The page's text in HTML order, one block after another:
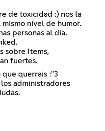
de toxicidad :) nos la
nivel de humor.
personas al dia.
sobre Items,
fuertes.
querrais :"3
administradores